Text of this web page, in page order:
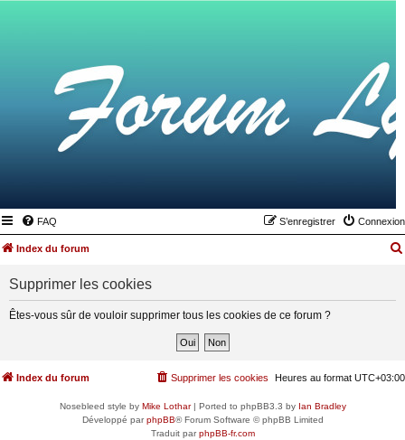
FAQ Connexion
S’enregistrer
Index du forum
Supprimer les cookies
Êtes-vous sûr de vouloir supprimer tous les cookies de ce forum ?
Index du forum Heures au format UTC+03:00
Supprimer les cookies
Nosebleed style by Mike Lothar| Ported to phpBB3.3 by Ian Bradley
Développé parphpBB® Forum Software © phpBB Limited
Traduit parphpBB-fr.com